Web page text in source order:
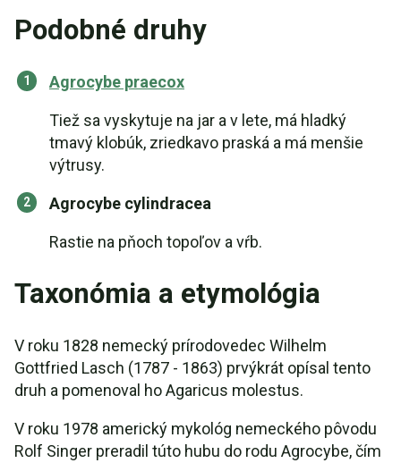
Podobné druhy
Agrocybe praecox
Tiež sa vyskytuje na jar a v lete, má hladký
tmavý klobúk, zriedkavo praská a má menšie
výtrusy.
Agrocybe cylindracea
Rastie na pňoch topoľov a vŕb.
Taxonómia a etymológia
V roku 1828 nemecký prírodovedec Wilhelm
Gottfried Lasch (1787 - 1863) prvýkrát opísal tento
druh a pomenoval ho Agaricus molestus.
V roku 1978 americký mykológ nemeckého pôvodu
Rolf Singer preradil túto hubu do rodu Agrocybe, čím